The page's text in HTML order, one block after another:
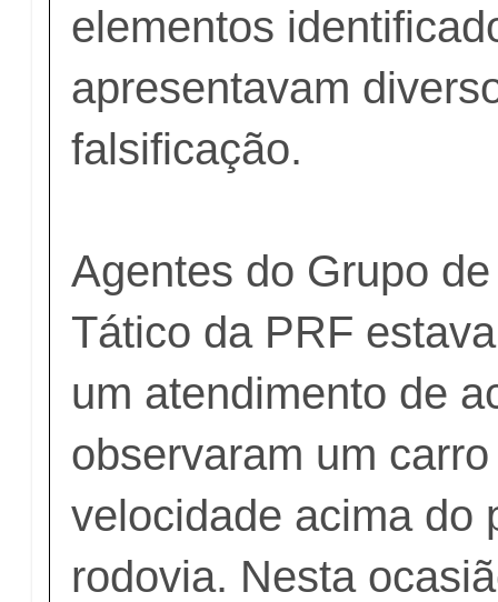
elementos
apresentavam
falsificação.
Agentes do Grupo
Tático da PRF
um atendimento de
observaram um
velocidade acima do
rodovia. Nesta